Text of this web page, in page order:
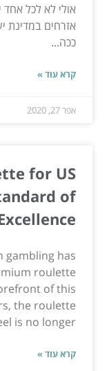
אולי לא לכל
אזרחים במדינת
ככה...
קרא עוד »
אפר 27, 2020
for US
of
gambling has
roulette
of this
the roulette
is no longer...
קרא עוד »